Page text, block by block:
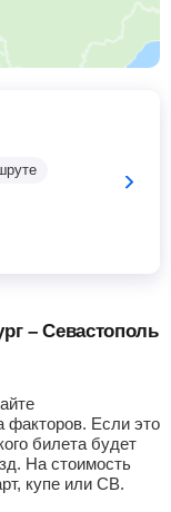
факторов. Если это
билета будет
На стоимость
купе или СВ.